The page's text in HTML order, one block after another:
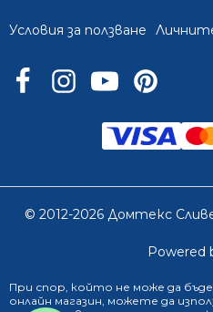
Условия за ползване
© 2012-2026 Домтекс
Powered
При спор, който не може да
онлайн магазин, можете да